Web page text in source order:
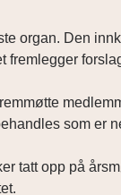
organ. Den
fremlegger
som er
tatt opp på